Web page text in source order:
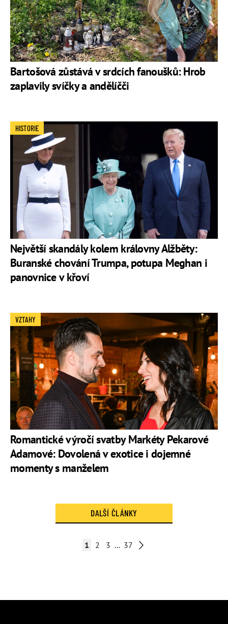
Bartošová zůstává v srdcích fanoušků: Hrob
zaplavily svíčky a andělíčči
Největší skandály kolem královny Alžběty:
Buranské chování Trumpa, potupa Meghan i
panovnice v křoví
HISTORIE
Romantické výročí svatby Markéty Pekarové
Adamové: Dovolená v exotice i dojemné
momenty s manželem
VZTAHY
DALŠÍ ČLÁNKY
1 2 3 ... 37